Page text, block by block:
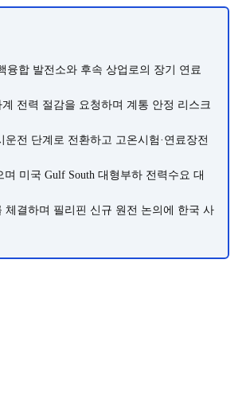
융합 발전소와 후속 상업로의 장기 연료
전력 절감을 요청하며 계통 안정 리스크
전 단계로 전환하고 고온시험·연료장전
미국 Gulf South 대형부하 전력수요 대
체결하며 필리핀 신규 원전 논의에 한국 사